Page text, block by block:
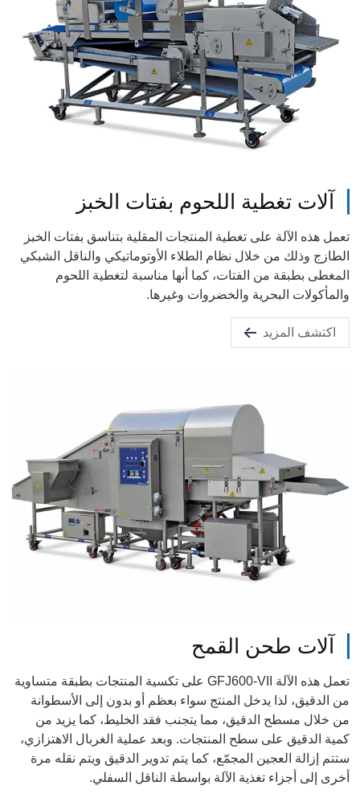
آلات تغطية اللحوم بفتات الخبز
تعمل هذه الآلة على تغطية المنتجات المقلية بتناسق بفتات الخبز
الطازج وذلك من خلال نظام الطلاء الأوتوماتيكي والناقل الشبكي
المغطى بطبقة من الفتات، كما أنها مناسبة لتغطية اللحوم
والمأكولات البحرية والخضروات وغيرها.
اكتشف المزيد
آلات طحن القمح
تعمل هذه الآلة GFJ600-VII على تكسية المنتجات بطبقة متساوية
من الدقيق، لذا يدخل المنتج سواء بعظم أو بدون إلى الأسطوانة
من خلال مسطح الدقيق، مما يتجنب فقد الخليط، كما يزيد من
كمية الدقيق على سطح المنتجات. وبعد عملية الغربال الاهتزازي،
ستتم إزالة العجين المجمّع، كما يتم تدوير الدقيق ويتم نقله مرة
أخرى إلى أجزاء تغذية الآلة بواسطة الناقل السفلي.